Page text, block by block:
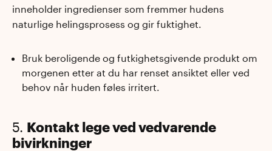
inneholder ingredienser som fremmer hudens
naturlige helingsprosess og gir fuktighet.
Bruk beroligende og futkighetsgivende produkt om
morgenen etter at du har renset ansiktet eller ved
behov når huden føles irritert.
5. Kontakt lege ved vedvarende
bivirkninger